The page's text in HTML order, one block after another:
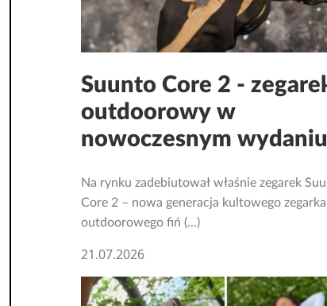
Suunto Core 2 -
outdoorowy w
nowoczesnym wydaniu
Na rynku zadebiutował właśnie zegarek
Core 2 – nowa generacja kultowego zegarka
outdoorowego fiń (...)
21.07.2026